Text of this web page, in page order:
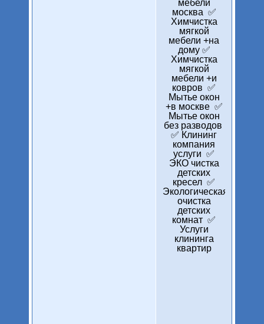
мебели
москва ✅
Химчистка
мягкой
мебели +на
дому ✅
Химчистка
мягкой
мебели +и
ковров ✅
Мытье окон
+в москве ✅
Мытье окон
без разводов
✅ Клининг
компания
услуги ✅
ЭКО чистка
детских
кресел ✅
Экологическая
очистка
детских
комнат ✅
Услуги
клининга
квартир